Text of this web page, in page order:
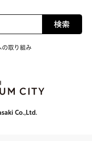
検索
の取り組み
Co.,Ltd.